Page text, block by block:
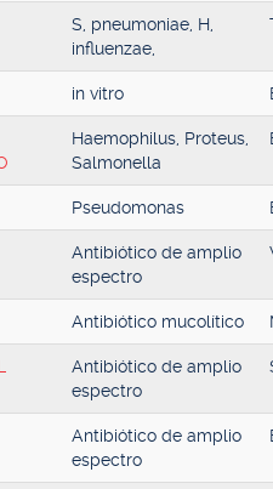
S, pneumoniae, H,
influenzae,
in vitro
Haemophilus, Proteus,
Salmonella
Pseudomonas
Antibiótico de amplio
espectro
Antibiótico mucolítico
Antibiótico de amplio
espectro
Antibiótico de amplio
espectro